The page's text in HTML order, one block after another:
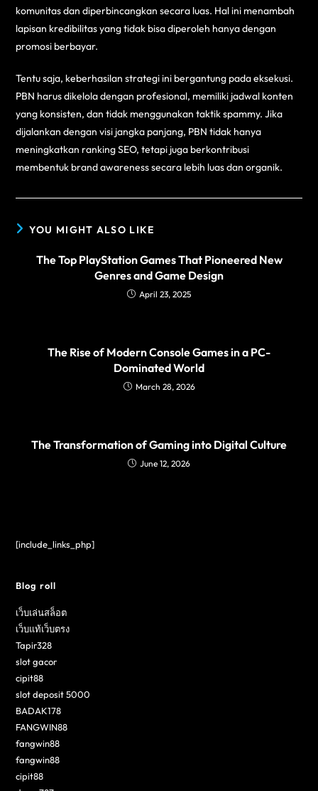
komunitas dan diperbincangkan secara luas. Hal ini menambah
lapisan kredibilitas yang tidak bisa diperoleh hanya dengan
promosi berbayar.
Tentu saja, keberhasilan strategi ini bergantung pada eksekusi.
PBN harus dikelola dengan profesional, memiliki jadwal konten
yang konsisten, dan tidak menggunakan taktik spammy. Jika
dijalankan dengan visi jangka panjang, PBN tidak hanya
meningkatkan ranking SEO, tetapi juga berkontribusi
membentuk brand awareness secara lebih luas dan organik.
YOU MIGHT ALSO LIKE
The Top PlayStation Games That Pioneered New
Genres and Game Design
April 23, 2025
The Rise of Modern Console Games in a PC-
Dominated World
March 28, 2026
The Transformation of Gaming into Digital Culture
June 12, 2026
[include_links_php]
Blog roll
เว็บเล่นสล็อต
เว็บแท้เว็บตรง
Tapir328
slot gacor
cipit88
slot deposit 5000
BADAK178
FANGWIN88
fangwin88
fangwin88
cipit88